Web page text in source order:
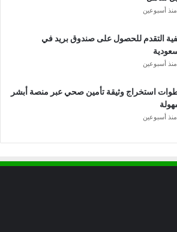
منذ أسبوعين
التقدم للحصول على صندوق بريد في
منذ أسبوعين
استخراج وثيقة تأمين صحي عبر منصة أبشر
منذ أسبوعين